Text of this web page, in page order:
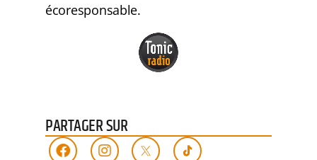
écoresponsable.
PARTAGER SUR